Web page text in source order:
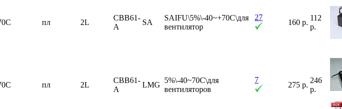
пл 2L
CBB61-
A
SA
SAIFU\5%\-40~+70C\для
вентилятор
27
160 р.
112
р.
пл 2L
CBB61-
A
LMG
5%\-40~70C\для
вентиляторов
7
275 р.
246
р.